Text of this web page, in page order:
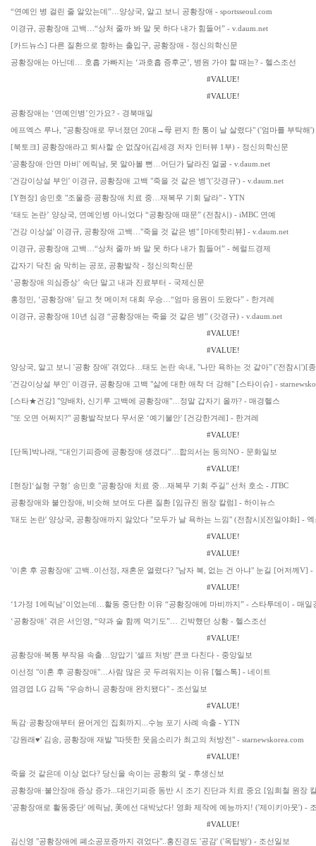
“연예인 병 걸린 줄 알았는데”…양상국, 알고 보니 공황장애 - sportsseoul.com
이경규, 공황장애 고백…“상처 줄까 봐 말 못 하다 내가 힘들어” - v.daum.net
[카드뉴스] 다른 질환으로 향하는 출입구, 공황장애 - 정신의학신문
공황장애는 아닌데… 호흡 가빠지는 ‘과호흡 증후군’, 병원 가야 할 때는? - 헬스조선
#VALUE!
#VALUE!
공황장애는 ‘연예인병’인가요? - 경북매일
에프엑스 루나, "공황장애로 무너졌던 20대→母 편지 한 통이 날 살렸다" ('엄마를 부탁해
[북토크] 공황장애라고 퇴사할 순 없잖아(김세경 저자 인터뷰 1부) - 정신의학신문
'공황장애·안면 마비' 에릭남, 못 알아볼 뻔…어딘가 달라진 얼굴 - v.daum.net
'건강이상설 부인' 이경규, 공황장애 고백 "죽을 것 같은 병"('갓경규') - v.daum.net
[Y현장] 송민호 "조울증·공황장애 치료 중…재복무 기회 달라" - YTN
‘태도 논란’ 양상국, 연예인병 아니었다 “공황장애 때문” (전참시) - iMBC 연예
'건강 이상설' 이경규, 공황장애 고백…"죽을 것 같은 병" [마데핫리뷰] - v.daum.net
이경규, 공황장애 고백…“상처 줄까 봐 말 못 하다 내가 힘들어” - 헤럴드경제
갑자기 닥친 숨 막히는 공포, 공황발작 - 정신의학신문
‘공황장애 의심증상’ 속단 말고 내과 진료부터 - 국제신문
홍정민, ‘공황장애’ 딛고 첫 메이저 대회 우승…“엄마 응원이 도왔다” - 한겨레
이경규, 공황장애 10년 심경 “공황장애는 죽을 것 같은 병” (갓경규) - v.daum.net
#VALUE!
#VALUE!
양상국, 알고 보니 '공황 장애' 겪었다…태도 논란 속내, "나만 욕하는 것 같아" ('전참시')[
'건강이상설 부인' 이경규, 공황장애 고백 "삶에 대한 애착 더 강해" [스타이슈] -
[스타★건강] "양배차, 신기루 고백에 공황장애"…정말 갑자기 올까? - 매경헬스
"또 오면 어쩌지?" 공황발작보다 무서운 ‘예기불안' [건강한겨레] - 한겨레
#VALUE!
[단독]박나래, “대인기피증에 공황장애 생겼다”…합의서는 동의NO - 문화일보
#VALUE!
[현장]‘실형 구형’ 송민호 "공황장애 치료 중…재복무 기회 주길" 선처 호소 - JTBC
공황장애와 불안장애, 비슷해 보여도 다른 질환 [임규진 원장 칼럼] - 하이뉴스
'태도 논란' 양상국, 공황장애까지 앓았다 "모두가 날 욕하는 느낌" (전참시)[전일야화] -
#VALUE!
#VALUE!
'이혼 후 공황장애' 고백..이선정, 재혼운 열렸다? "남자 복, 없는 건 아냐" 눈길 [어저께V] -
#VALUE!
‘1가정 1에릭남’이었는데…활동 중단한 이유 “공황장애에 마비까지” - 스타투데이 - 매일
‘공황장애’ 겪은 서인영, “약과 술 함께 먹기도”… 긴박했던 상황 - 헬스조선
#VALUE!
공황장애∙복통 부작용 속출…양압기 '셀프 처방' 큰코 다친다 - 중앙일보
이선정 "이혼 후 공황장애"…사람 많은 곳 두려워지는 이유 [헬스톡] - 네이트
염경엽 LG 감독 "우승하니 공황장애 완치됐다" - 조선일보
#VALUE!
독감·공황장애부터 윤어게인 집회까지...수능 포기 사례 속출 - YTN
'강원래♥' 김송, 공황장애 재발 "따뜻한 웃음소리가 최고의 처방전" - starnewskorea.com
#VALUE!
죽을 것 같은데 이상 없다? 당신을 속이는 공황의 덫 - 후생신보
공황장애·불안장애 증상 증가...대인기피증 동반 시 조기 진단과 치료 중요 [임희철 원장
'공황장애로 활동중단' 에릭남, 美에선 대박났다! 영화 제작에 예능까지! ('제이키아웃') -
#VALUE!
김신영 "공황장애에 폐소공포증까지 겪었다"..홍진경도 '공감' ('옥탑방') - 조선일보